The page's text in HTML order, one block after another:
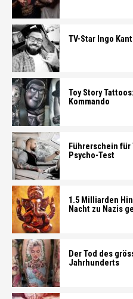
TV-Star Ingo
Toy Story
Kommando
Führerschein
Psycho-Test
1.5 Milliarden
Nacht zu Nazis
Der Tod des
Jahrhunderts